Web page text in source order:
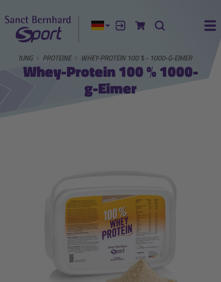
Aktuelle Sprache:
AnmeldenZum Warenkorb
Suche
PROTEINE WHEY-PROTEIN 100 % - 1000-G-EIMER
Whey-Protein 100 % 1000-
g-Eimer